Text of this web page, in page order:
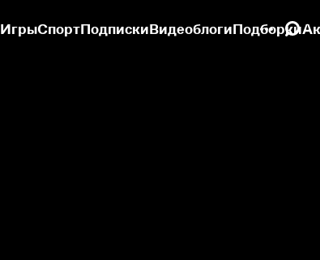
ИгрыСпортПодпискиВидеоблогиПодборки